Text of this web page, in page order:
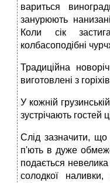
вариться
занурюють
Коли сік
колбасоподібні
Традиційна
виготовлені з
У кожній
зустрічають гостей
Слід зазначити, що
п'ють в дуже
подається
солодкої